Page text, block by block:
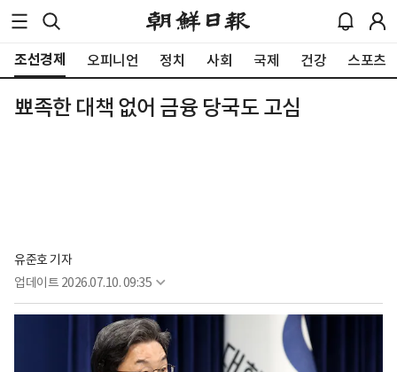
조선경제 오피니언 정치 사회 국제 건강 스포츠
뾰족한 대책 없어 금융 당국도 고심
유준호 기자
업데이트 2026.07.10. 09:35